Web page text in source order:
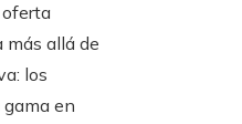
oferta
más allá de
los
en